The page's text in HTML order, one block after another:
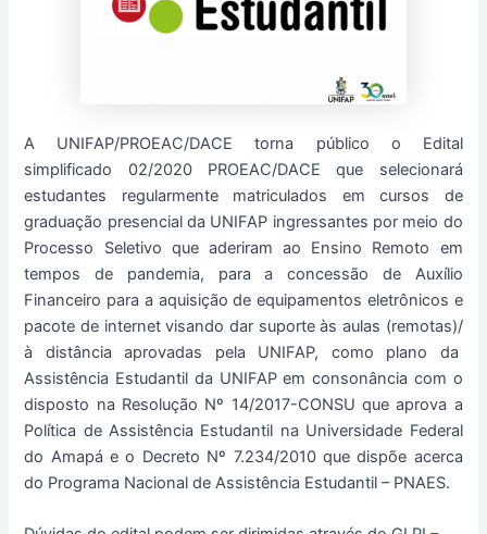
A UNIFAP/PROEAC/DACE torna público o Edital
simplificado 02/2020 PROEAC/DACE que selecionará
estudantes regularmente matriculados em cursos de
graduação presencial da UNIFAP ingressantes por meio do
Processo Seletivo que aderiram ao Ensino Remoto em
tempos de pandemia, para a concessão de Auxílio
Financeiro para a aquisição de equipamentos eletrônicos e
pacote de internet visando dar suporte às aulas (remotas)/
à distância aprovadas pela UNIFAP, como plano da
Assistência Estudantil da UNIFAP em consonância com o
disposto na Resolução Nº 14/2017-CONSU que aprova a
Política de Assistência Estudantil na Universidade Federal
do Amapá e o Decreto Nº 7.234/2010 que dispõe acerca
do Programa Nacional de Assistência Estudantil – PNAES.